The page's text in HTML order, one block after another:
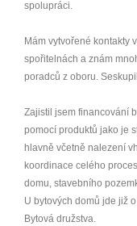
spolupráci.
Mám vytvořené kontakty
spořitelnách a znám
poradců z oboru.
Zajistil jsem financování
pomocí produktů jako je
hlavně včetně nalezení
koordinace celého
domu, stavebního
U bytových domů jde již
Bytová družstva.